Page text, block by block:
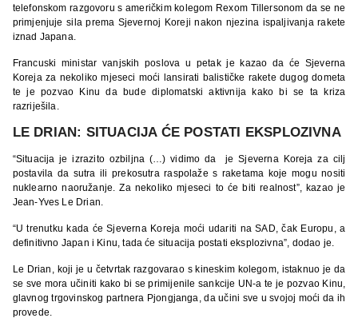
telefonskom razgovoru s američkim kolegom Rexom Tillersonom da se ne
primjenjuje sila prema Sjevernoj Koreji nakon njezina ispaljivanja rakete
iznad Japana.
Francuski ministar vanjskih poslova u petak je kazao da će Sjeverna
Koreja za nekoliko mjeseci moći lansirati balističke rakete dugog dometa
te je pozvao Kinu da bude diplomatski aktivnija kako bi se ta kriza
razriješila.
LE DRIAN: SITUACIJA ĆE POSTATI EKSPLOZIVNA
“Situacija je izrazito ozbiljna (…) vidimo da je Sjeverna Koreja za cilj
postavila da sutra ili prekosutra raspolaže s raketama koje mogu nositi
nuklearno naoružanje. Za nekoliko mjeseci to će biti realnost”, kazao je
Jean-Yves Le Drian.
“U trenutku kada će Sjeverna Koreja moći udariti na SAD, čak Europu, a
definitivno Japan i Kinu, tada će situacija postati eksplozivna”, dodao je.
Le Drian, koji je u četvrtak razgovarao s kineskim kolegom, istaknuo je da
se sve mora učiniti kako bi se primijenile sankcije UN-a te je pozvao Kinu,
glavnog trgovinskog partnera Pjongjanga, da učini sve u svojoj moći da ih
provede.